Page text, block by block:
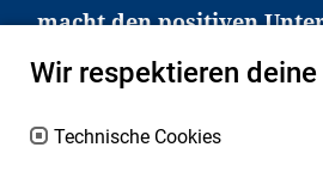
macht den positiven
Es erleichtert den Zugang
einem erfolgreichen
Kinder und Jugendliche in
Wir respektieren
Technische Cookies